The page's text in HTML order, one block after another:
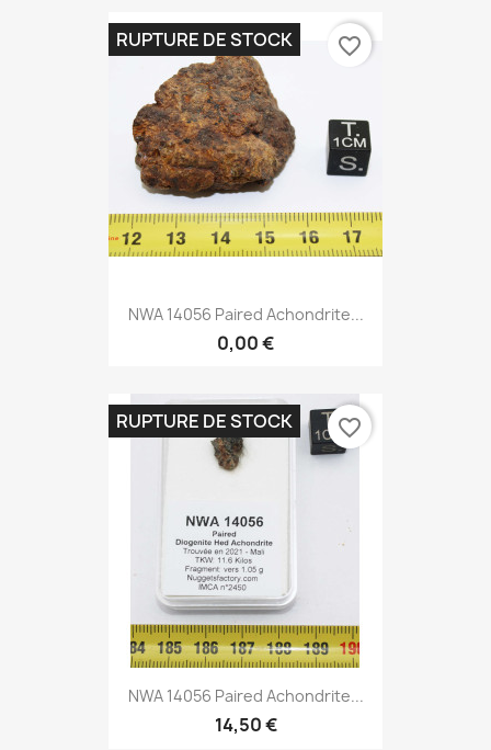
NWA 14056 Paired Achondrite...
0,00 €
RUPTURE DE STOCK favorite_border
NWA 14056 Paired Achondrite...
14,50 €
RUPTURE DE STOCK favorite_border